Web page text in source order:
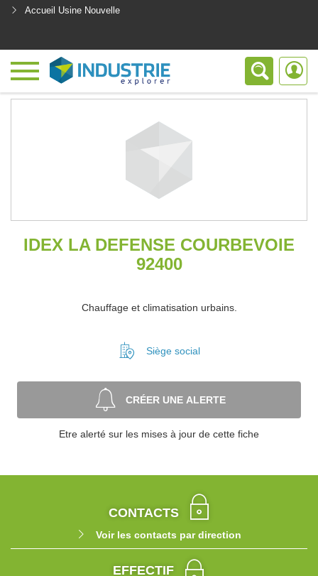
Accueil Usine Nouvelle
IDEX LA DEFENSE COURBEVOIE
92400
Chauffage et climatisation urbains.
Siège social
CRÉER UNE ALERTE
Etre alerté sur les mises à jour de cette fiche
CONTACTS
Voir les contacts par direction
EFFECTIF